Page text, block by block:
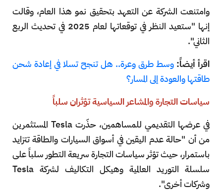
وامتنعت الشركة عن التعهد بتحقيق نمو هذا العام، وقالت
إنها "ستعيد النظر في توقعاتها لعام 2025 في تحديث الربع
الثاني".
اقرأ أيضاً: وسط طرق وعرة.. هل تنجح تسلا في إعادة شحن
طاقتها والعودة إلى المسار؟
سياسات التجارة والمشاعر السياسية تؤثران سلباً
في عرضها التقديمي للمساهمين، حذّرت Tesla المستثمرين
من أن "حالة عدم اليقين في أسواق السيارات والطاقة تتزايد
باستمرار، حيث تؤثر سياسات التجارة سريعة التطور سلباً على
سلسلة التوريد العالمية وهيكل التكاليف لشركة Tesla
وشركات أخرى".